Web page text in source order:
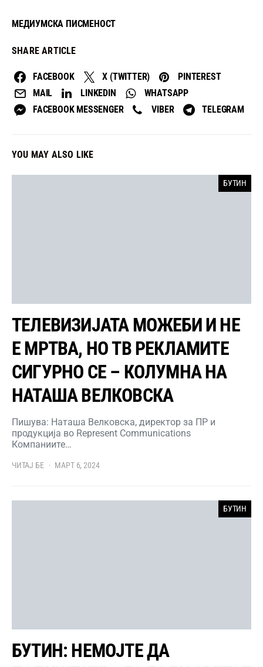
МЕДИУМСКА ПИСМЕНОСТ
SHARE ARTICLE
FACEBOOK X (TWITTER)
PINTEREST
MAIL
LINKEDIN
WHATSAPP
FACEBOOK MESSENGER
VIBER TELEGRAM
YOU MAY ALSO LIKE
БУТИН
ТЕЛЕВИЗИЈАТА МОЖЕБИ И НЕ
Е МРТВА, НО ТВ РЕКЛАМИТЕ
СИГУРНО СЕ – КОЛУМНА НА
НАТАША ВЕЛКОВСКА
Пишува: Наташа Велковска, директор за ПР и
продукција во Represent Communications
Компаниите…
ЧИТАЈ БЕ МАРТ 6, 2024
БУТИН
БУТИН: НЕМОЈТЕ ДА